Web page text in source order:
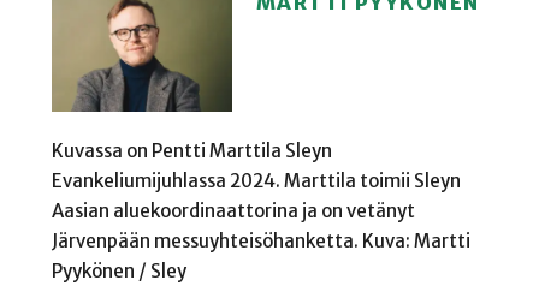
Kuvassa on Pentti Marttila Sleyn
Evankeliumijuhlassa 2024. Marttila toimii Sleyn
Aasian aluekoordinaattorina ja on vetänyt
Järvenpään messuyhteisöhanketta. Kuva: Martti
Pyykönen / Sley